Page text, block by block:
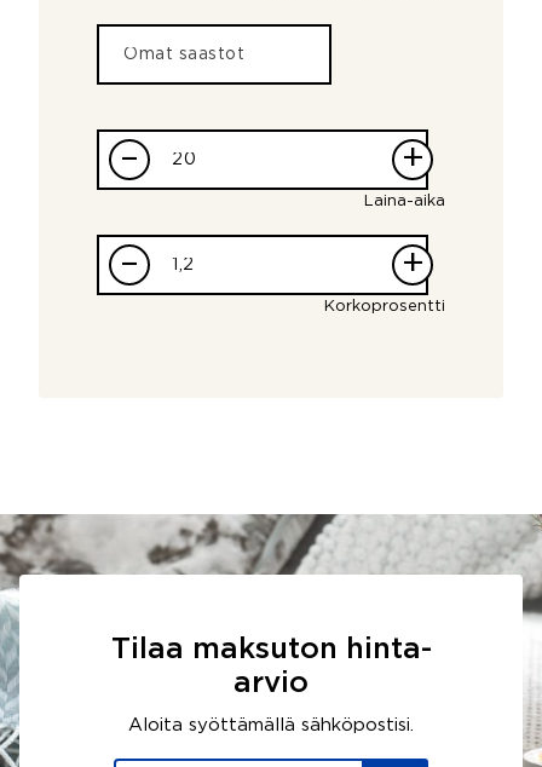
– +
Laina-aika
– +
Korkoprosentti
Tilaa maksuton hinta-
arvio
Aloita syöttämällä sähköpostisi.